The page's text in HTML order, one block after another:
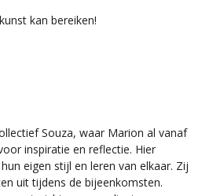
kan bereiken!
Souza, waar Marion al vanaf
inspiratie en reflectie. Hier
eigen stijl en leren van elkaar. Zij
uit tijdens de bijeenkomsten.